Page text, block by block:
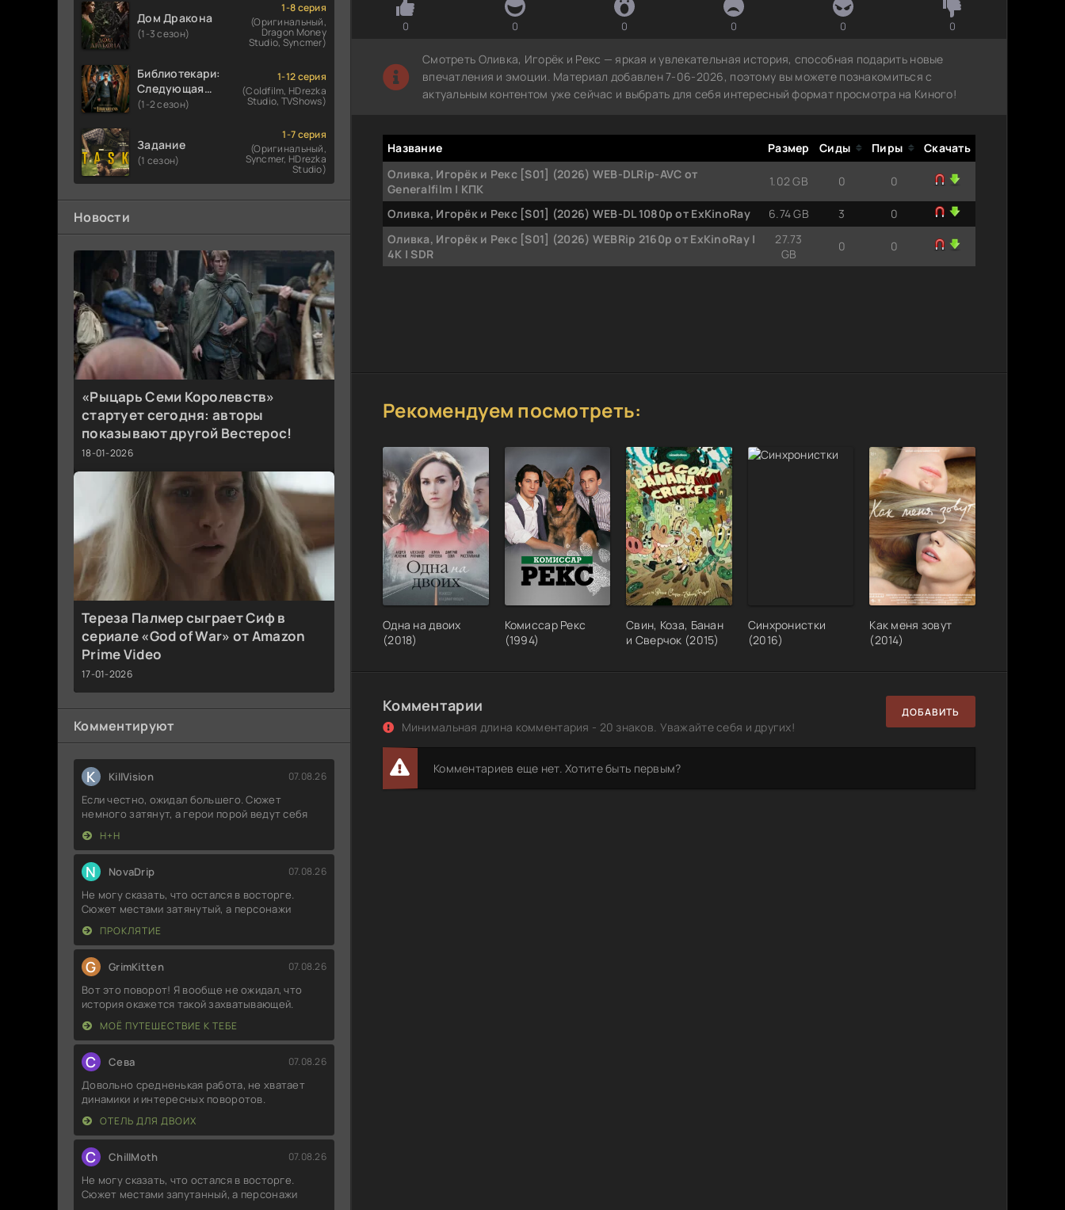
Дом Дракона
(1-3 сезон)
1-8 серия
(Оригинальный,
Dragon Money
Studio, Syncmer)
Библиотекари:
Следующая
глава
(1-2 сезон)
1-12 серия
(Coldfilm, HDrezka
Studio, TVShows)
Задание
(1 сезон)
1-7 серия
(Оригинальный,
Syncmer, HDrezka
Studio)
Новости
«Рыцарь Семи Королевств»
стартует сегодня: авторы
показывают другой Вестерос!
18-01-2026
Тереза Палмер сыграет Сиф в
сериале «God of War» от Amazon
Prime Video
17-01-2026
Комментируют
K KillVision 07.08.26
Если честно, ожидал большего. Сюжет
немного затянут, а герои порой ведут себя
Н+Н
N NovaDrip 07.08.26
Не могу сказать, что остался в восторге.
Сюжет местами затянутый, а персонажи
ПРОКЛЯТИЕ
G GrimKitten 07.08.26
Вот это поворот! Я вообще не ожидал, что
история окажется такой захватывающей.
МОЁ ПУТЕШЕСТВИЕ К ТЕБЕ
С Севa 07.08.26
Довольно средненькая работа, не хватает
динамики и интересных поворотов.
ОТЕЛЬ ДЛЯ ДВОИХ
C ChillMoth 07.08.26
Не могу сказать, что остался в восторге.
Сюжет местами запутанный, а персонажи
0 0 0 0 0 0
Смотреть Оливка, Игорёк и Рекс — яркая и увлекательная история, способная подарить новые
впечатления и эмоции. Материал добавлен 7-06-2026, поэтому вы можете познакомиться с
актуальным контентом уже сейчас и выбрать для себя интересный формат просмотра на Киного!
Название Размер Сиды Пиры
Скачать
Оливка, Игорёк и Рекс [S01] (2026) WEB-DLRip-AVC от
Generalfilm | КПК
1.02 GB 0 0
Оливка, Игорёк и Рекс [S01] (2026) WEB-DL 1080p от ExKinoRay 6.74 GB 3
0
Оливка, Игорёк и Рекс [S01] (2026) WEBRip 2160p от ExKinoRay |
4K | SDR
27.73
GB
0 0
Рекомендуем посмотреть:
Одна на двоих
(2018)
Комиссар Рекс
(1994)
Свин, Коза, Банан
и Сверчок (2015)
Синхронистки
(2016)
Как меня зовут
(2014)
Комментарии
Минимальная длина комментария - 20 знаков. Уважайте себя и других!
ДОБАВИТЬ
Комментариев еще нет. Хотите быть первым?